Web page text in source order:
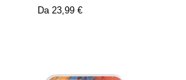
Da 23,99 €